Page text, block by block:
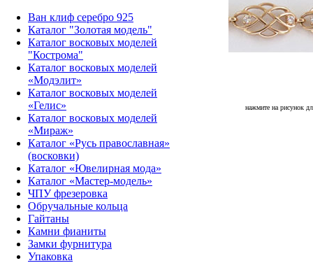
Ван клиф серебро 925
Каталог "Золотая модель"
Каталог восковых моделей
"Кострома"
Каталог восковых моделей
«Модэлит»
Каталог восковых моделей
«Гелис»
Каталог восковых моделей
«Мираж»
Каталог «Русь православная»
(восковки)
Каталог «Ювелирная мода»
Каталог «Мастер-модель»
ЧПУ фрезеровка
Обручальные кольца
Гайтаны
Камни фианиты
Замки фурнитура
Упаковка
нажмите на рисунок